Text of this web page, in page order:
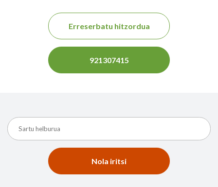
Erreserbatu hitzordua
921307415
Nola iritsi